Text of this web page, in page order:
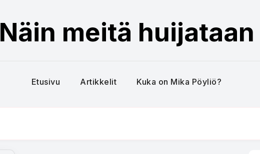
Näin meitä huijataan
Etusivu Artikkelit Kuka on Mika Pöyliö?